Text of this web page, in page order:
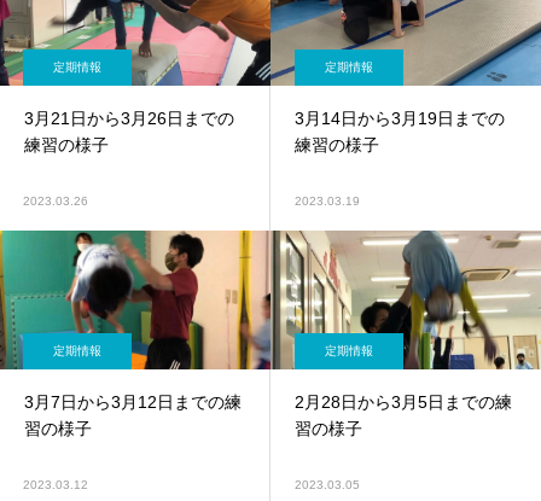
定期情報
3月21日から3月26日までの
練習の様子
2023.03.26
定期情報
3月14日から3月19日までの
練習の様子
2023.03.19
定期情報
3月7日から3月12日までの練
習の様子
2023.03.12
定期情報
2月28日から3月5日までの練
習の様子
2023.03.05